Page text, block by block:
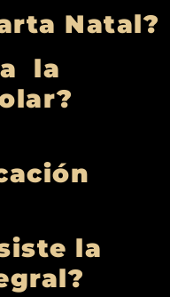
Natal?
la
la